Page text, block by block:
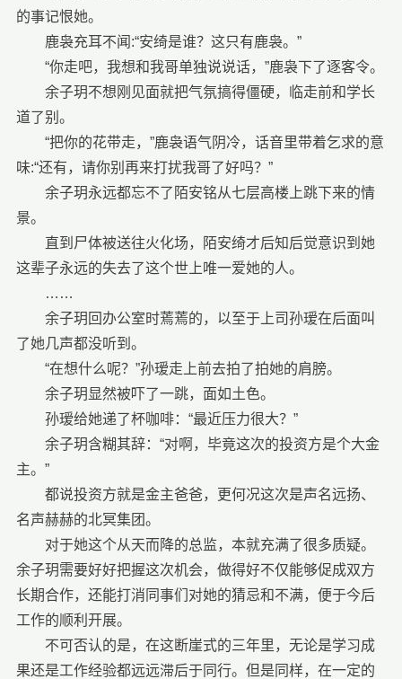
的事记恨她。
鹿袅充耳不闻:“安绮是谁？这只有鹿袅。”
“你走吧，我想和我哥单独说说话，”鹿袅下了逐客令。
余子玥不想刚见面就把气氛搞得僵硬，临走前和学长
道了别。
“把你的花带走，”鹿袅语气阴冷，话音里带着乞求的意
味:“还有，请你别再来打扰我哥了好吗？”
余子玥永远都忘不了陌安铭从七层高楼上跳下来的情
景。
直到尸体被送往火化场，陌安绮才后知后觉意识到她
这辈子永远的失去了这个世上唯一爱她的人。
……
余子玥回办公室时蔫蔫的，以至于上司孙瑷在后面叫
了她几声都没听到。
“在想什么呢？”孙瑷走上前去拍了拍她的肩膀。
余子玥显然被吓了一跳，面如土色。
孙瑷给她递了杯咖啡：“最近压力很大？”
余子玥含糊其辞：“对啊，毕竟这次的投资方是个大金
主。”
都说投资方就是金主爸爸，更何况这次是声名远扬、
名声赫赫的北冥集团。
对于她这个从天而降的总监，本就充满了很多质疑。
余子玥需要好好把握这次机会，做得好不仅能够促成双方
长期合作，还能打消同事们对她的猜忌和不满，便于今后
工作的顺利开展。
不可否认的是，在这断崖式的三年里，无论是学习成
果还是工作经验都远远滞后于同行。但是同样，在一定的